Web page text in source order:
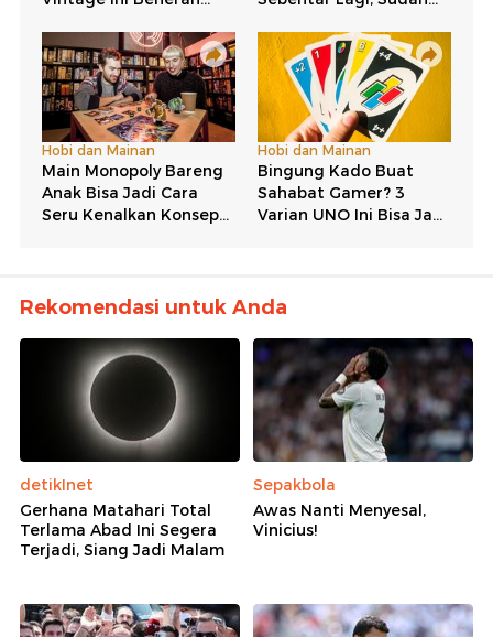
Rekomendasi untuk Anda
detikInet
Gerhana Matahari Total
Terlama Abad Ini Segera
Terjadi, Siang Jadi Malam
Sepakbola
Awas Nanti Menyesal,
Vinicius!